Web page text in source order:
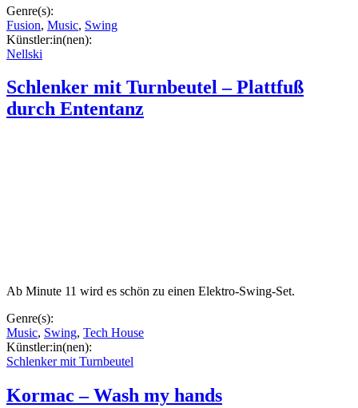
Genre(s):
Fusion, Music, Swing
Künstler:in(nen):
Nellski
Schlenker mit Turnbeutel – Plattfuß
durch Ententanz
Ab Minute 11 wird es schön zu einen Elektro-Swing-Set.
Genre(s):
Music, Swing, Tech House
Künstler:in(nen):
Schlenker mit Turnbeutel
Kormac – Wash my hands